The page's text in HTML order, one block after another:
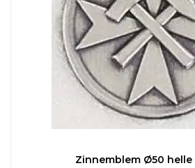
Zinnemblem Ø50 helle